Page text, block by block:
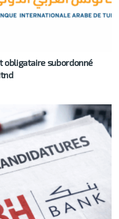
obligataire subordonné